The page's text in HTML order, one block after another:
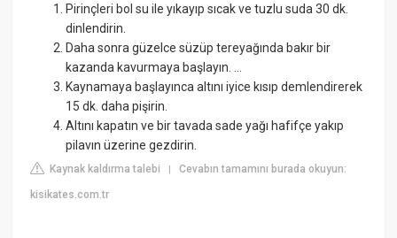
Pirinçleri bol su ile yıkayıp sıcak ve tuzlu suda 30 dk.
dinlendirin.
Daha sonra güzelce süzüp tereyağında bakır bir
kazanda kavurmaya başlayın. ...
Kaynamaya başlayınca altını iyice kısıp demlendirerek
15 dk. daha pişirin.
Altını kapatın ve bir tavada sade yağı hafifçe yakıp
pilavın üzerine gezdirin.
Kaynak kaldırma talebi |Cevabın tamamını burada okuyun:
kisikates.com.tr